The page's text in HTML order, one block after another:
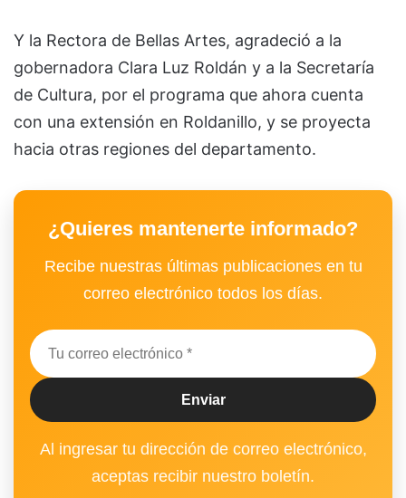
Y la Rectora de Bellas Artes, agradeció a la
gobernadora Clara Luz Roldán y a la Secretaría
de Cultura, por el programa que ahora cuenta
con una extensión en Roldanillo, y se proyecta
hacia otras regiones del departamento.
¿Quieres mantenerte informado?
Recibe nuestras últimas publicaciones en tu
correo electrónico todos los días.
Al ingresar tu dirección de correo electrónico,
aceptas recibir nuestro boletín.